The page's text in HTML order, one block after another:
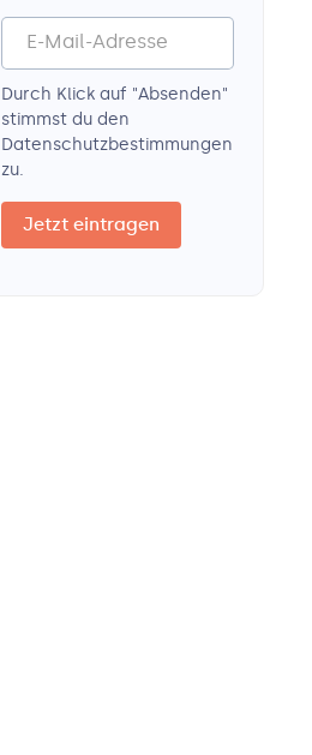
Durch Klick auf "Absenden"
stimmst du den
Datenschutz­bestimmungen
zu.